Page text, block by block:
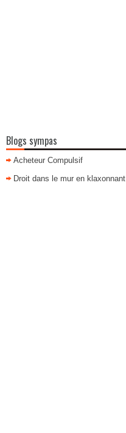
Blogs sympas
Acheteur Compulsif
Droit dans le mur en klaxonnant